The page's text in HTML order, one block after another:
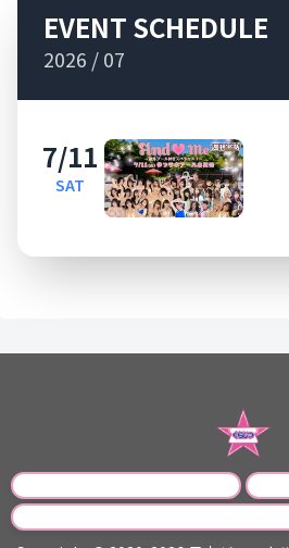
EVENT SCHEDULE
2026 / 07
7/11
SAT